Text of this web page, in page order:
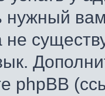
нужный
не
phpBB